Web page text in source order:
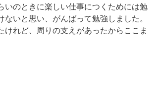
いのときに楽しい仕事につくためには勉
ないと思い、がんばって勉強しました。
けれど、周りの支えがあったからここま